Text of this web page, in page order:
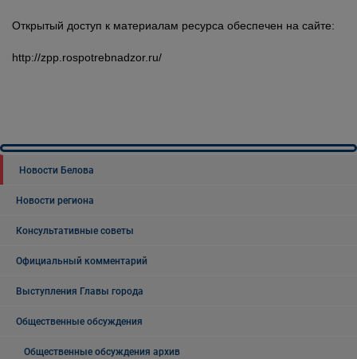
Открытый доступ к материалам ресурса обеспечен на сайте:
http://zpp.rospotrebnadzor.ru/
Новости Белова
Новости региона
Консультативные советы
Официальный комментарий
Выступления Главы города
Общественные обсуждения
Общественные обсуждения архив